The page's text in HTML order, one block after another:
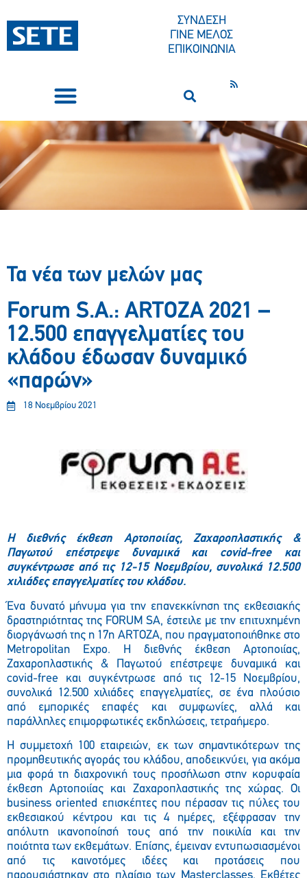
ΣΥΝΔΕΣΗ
ΓΙΝΕ ΜΕΛΟΣ
ΕΠΙΚΟΙΝΩΝΙΑ
Τα νέα των μελών μας
Forum S.A.: ARTOZA 2021 –
12.500 επαγγελματίες του
κλάδου έδωσαν δυναμικό
«παρών»
18 Νοεμβρίου 2021
Η διεθνής έκθεση Αρτοποιίας, Ζαχαροπλαστικής &
Παγωτού επέστρεψε δυναμικά και covid-free και
συγκέντρωσε από τις 12-15 Νοεμβρίου, συνολικά 12.500
χιλιάδες επαγγελματίεςτου κλάδου.
Ένα δυνατό μήνυμα για την επανεκκίνηση της εκθεσιακής
δραστηριότητας της FORUM SA, έστειλε με την επιτυχημένη
διοργάνωσή της η 17η ARTOZA, που πραγματοποιήθηκεστο
Metropolitan Expo. Η διεθνής έκθεση Αρτοποιίας,
Ζαχαροπλαστικής & Παγωτού επέστρεψε δυναμικά και
covid-free και συγκέντρωσε από τις 12-15 Νοεμβρίου,
συνολικά 12.500χιλιάδες επαγγελματίες, σε ένα πλούσιο
από εμπορικές επαφές και συμφωνίες, αλλά και
παράλληλες επιμορφωτικές εκδηλώσεις, τετραήμερο.
Η συμμετοχή 100 εταιρειών, εκ των σημαντικότερων της
προμηθευτικής αγοράς του κλάδου, αποδεικνύει, για ακόμα
μια φορά τη διαχρονική τους προσήλωση στην κορυφαία
έκθεση Αρτοποιίας και Ζαχαροπλαστικής της χώρας. Οι
business oriented επισκέπτες που πέρασαν τις πύλες του
εκθεσιακού κέντρου και τις 4 ημέρες, εξέφρασαν την
απόλυτη ικανοποίησή τους από την ποικιλία και την
ποιότητα των εκθεμάτων. Επίσης, έμειναν εντυπωσιασμένοι
από τις καινοτόμες ιδέες και προτάσεις που